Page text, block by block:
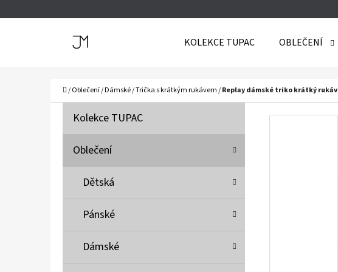
KOLEKCE TUPAC OBLEČENÍ
Domů
/Oblečení/Dámské/Trička s krátkým rukávem/Replay dámské triko krátký rukáv
Přeskočit
K Kolekce TUPAC
Oblečení
Dětská
Pánské
Dámské